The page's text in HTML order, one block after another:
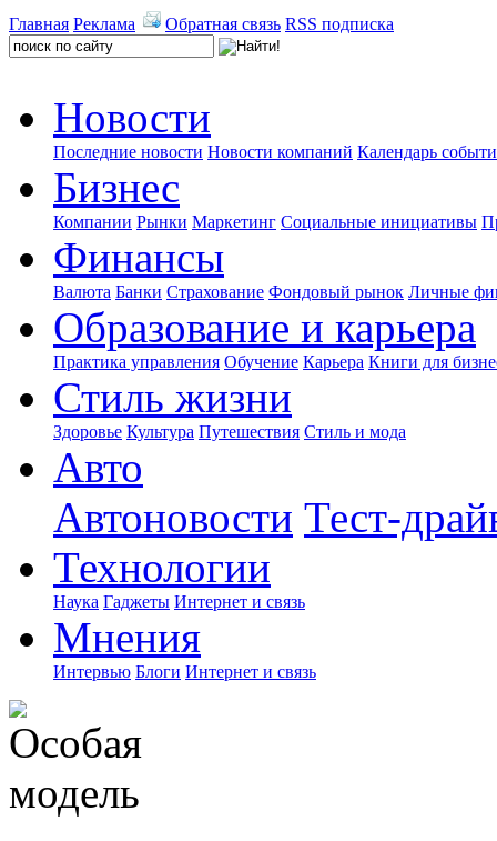
Главная Реклама Обратная связь RSS подписка
Новости
Последние новости Новости компаний Календарь
Бизнес
Компании Рынки Маркетинг Социальные инициативы
Финансы
Валюта Банки Страхование Фондовый рынок Личные
Образование и карьера
Практика управления Обучение Карьера Книги для
Стиль жизни
Здоровье Культура Путешествия Стиль и мода
Авто
Автоновости Тест-
Технологии
Наука Гаджеты Интернет и связь
Мнения
Интервью Блоги Интернет и связь